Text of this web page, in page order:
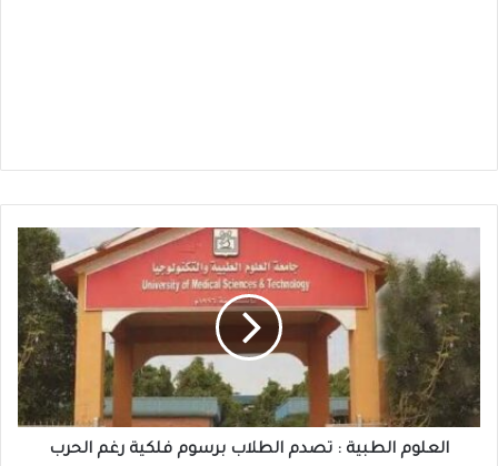
الطبية
:
تصدم
الطلاب
برسوم
فلكية رغم
الحرب
العلوم الطبية : تصدم الطلاب برسوم فلكية رغم الحرب